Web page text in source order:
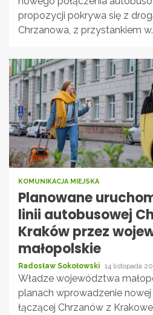
propozycji pokrywa się z
Chrzanowa, z przystankiem
KOMUNIKACJA MIEJSKA
Planowane
linii autobusowej
Kraków przez
małopolskie
Radosław Sokołowski 14 listopada
Władze województwa
planach wprowadzenie
łączącej Chrzanów z